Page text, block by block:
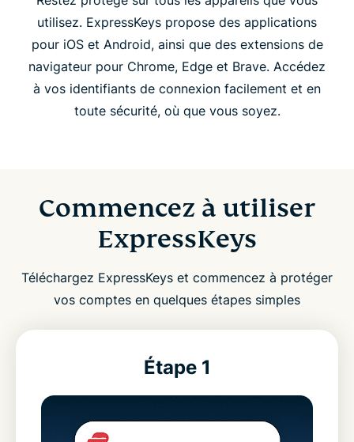
utilisez. ExpressKeys propose des applications
pour iOS et Android, ainsi que des extensions de
navigateur pour Chrome, Edge et Brave. Accédez
à vos identifiants de connexion facilement et en
toute sécurité, où que vous soyez.
Commencez à utiliser
ExpressKeys
Téléchargez ExpressKeys et commencez à protéger
vos comptes en quelques étapes simples
Étape 1